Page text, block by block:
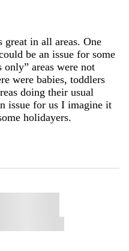
great in all areas. One
be an issue for some
only” areas were not
were babies, toddlers
doing their usual
issue for us I imagine it
holidayers.